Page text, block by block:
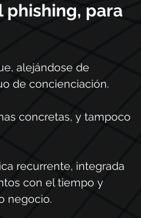
phishing, para
alejándose de
de concienciación.
concretas, y tampoco
recurrente, integrada
con el tiempo y
negocio.